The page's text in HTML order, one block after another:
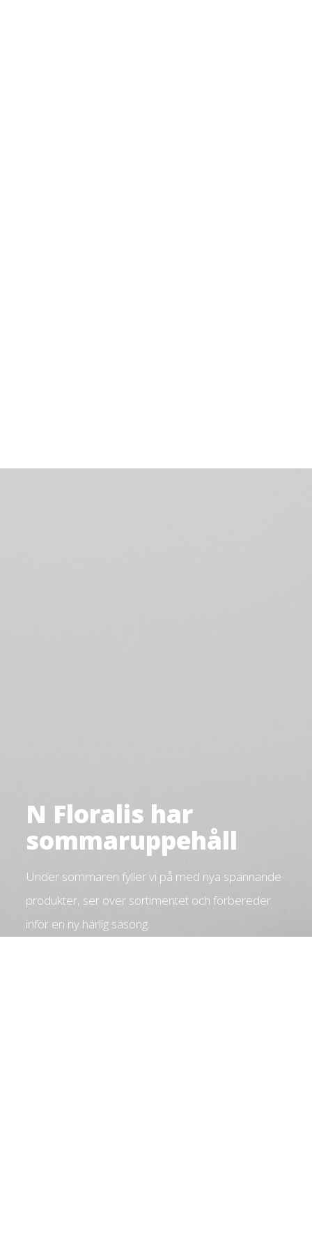
N Floralis har
sommaruppehåll
Under sommaren fyller vi på med nya spännande
produkter, ser över sortimentet och förbereder
inför en ny härlig säsong.